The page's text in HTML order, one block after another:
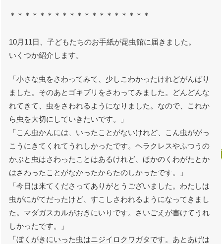
＊＊＊＊＊＊＊＊＊＊＊＊＊＊＊＊＊＊＊
10月11日、子どもたちのお手紙が昆虫館に届きました。
いくつか紹介します。
「小さな虫をさわってみて、少しこわかったけれどがんばり
ました。そのあとゴキブリをさわってみました。どんどんな
れてきて、虫をさわれるようになりました。なので、これか
ら虫を大切にしていきたいです。」
「こん虫かんには、いったことがないけれど、こん虫ががっ
こうにきてくれてうれしかったです。ヘラクレスやふつうの
かぶと虫はさわったことはあるけれど、ほかのくわがたとか
はさわったことがなかったからたのしかったです。」
「今日は来てくださってありがとうございました。わたしは
虫がにがてだったけど、すこしさわれるようになってきまし
た。マダガスカルがおきにいりです。さいごえが書けてうれ
しかったです。」
「ぼくがきにいった虫はニジイロクワガタです。あとあげは